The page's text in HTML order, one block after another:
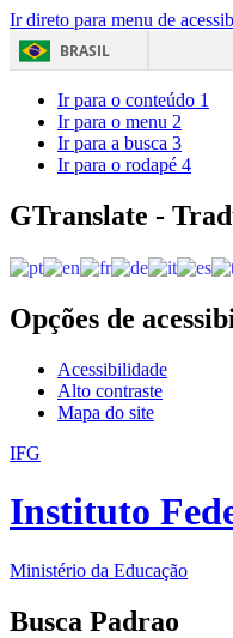
Ir direto para menu de
BRASIL
Ir para o conteúdo 1
Ir para o menu 2
Ir para a busca 3
Ir para o rodapé 4
GTranslate -
Opções de
Acessibilidade
Alto contraste
Mapa do site
IFG
Instituto
Ministério da Educação
Busca Padrao